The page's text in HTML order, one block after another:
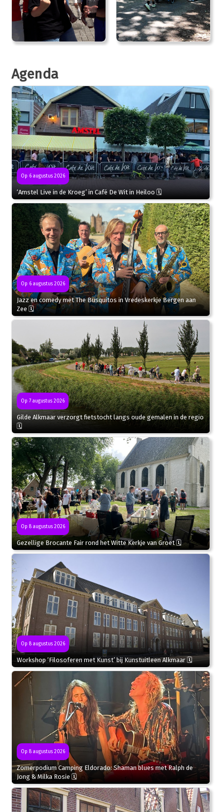
Agenda
Op 6 augustus 2026
‘Amstel Live in de Kroeg’ in Café De Wit in Heiloo 🗓
Op 6 augustus 2026
Jazz en comedy met The Busquitos in Vredeskerkje Bergen aan
Zee 🗓
Op 7 augustus 2026
Gilde Alkmaar verzorgt fietstocht langs oude gemalen in de regio
🗓
Op 8 augustus 2026
Gezellige Brocante Fair rond het Witte Kerkje van Groet 🗓
Op 8 augustus 2026
Workshop ‘Filosoferen met Kunst’ bij Kunstuitleen Alkmaar 🗓
Op 8 augustus 2026
Zomerpodium Camping Eldorado: Shaman blues met Ralph de
Jong & Milka Rosie 🗓